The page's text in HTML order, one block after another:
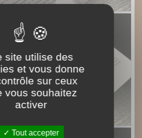
site utilise des
et vous donne
sur ceux
vous souhaitez
activer
Tout accepter